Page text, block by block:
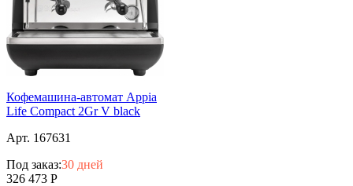
Кофемашина-автомат Appia
Life Compact 2Gr V black
Арт. 167631
Под заказ:30 дней
326 473 Р